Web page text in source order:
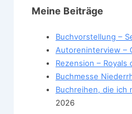
Meine Beiträge
Buchvorstellung –
Autoreninterview –
Rezension – Royals
Buchmesse
Buchreihen, die ich
2026